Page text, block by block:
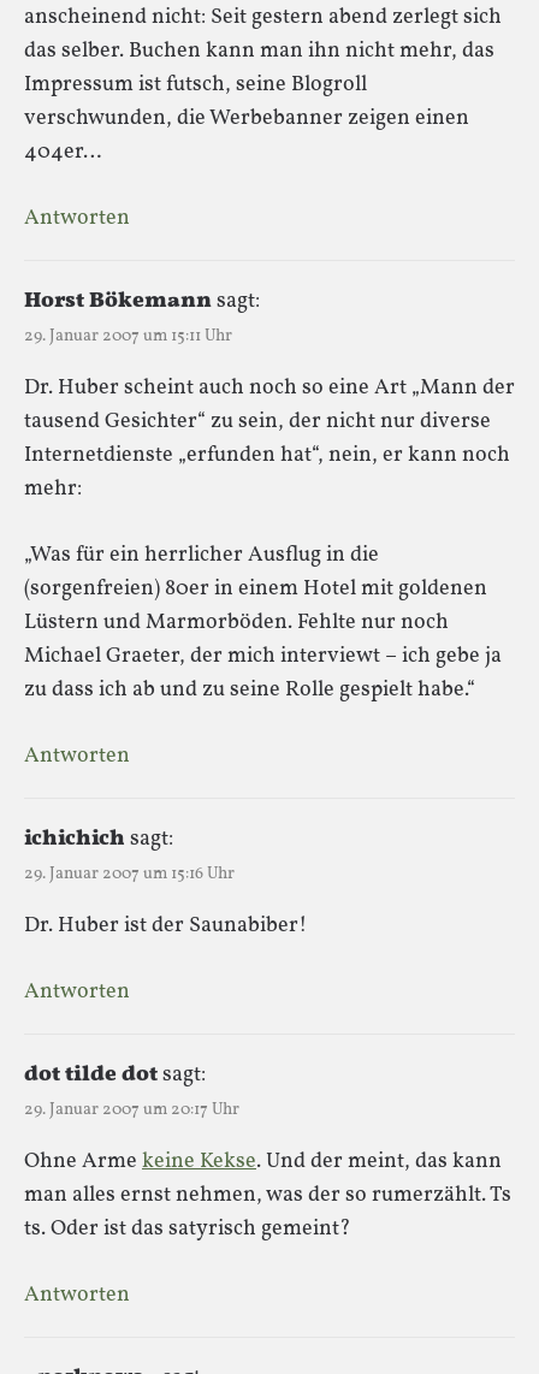
anscheinend nicht: Seit gestern abend zerlegt sich
das selber. Buchen kann man ihn nicht mehr, das
Impressum ist futsch, seine Blogroll
verschwunden, die Werbebanner zeigen einen
404er…
Antworten
Horst Bökemannsagt:
29. Januar 2007 um 15:11 Uhr
Dr. Huber scheint auch noch so eine Art „Mann der
tausend Gesichter“ zu sein, der nicht nur diverse
Internetdienste „erfunden hat“, nein, er kann noch
mehr:
„Was für ein herrlicher Ausflug in die
(sorgenfreien) 80er in einem Hotel mit goldenen
Lüstern und Marmorböden. Fehlte nur noch
Michael Graeter, der mich interviewt – ich gebe ja
zu dass ich ab und zu seine Rolle gespielt habe.“
Antworten
ichichich sagt:
29. Januar 2007 um 15:16 Uhr
Dr. Huber ist der Saunabiber!
Antworten
dot tilde dotsagt:
29. Januar 2007 um 20:17 Uhr
Ohne Arme keine Kekse. Und der meint, das kann
man alles ernst nehmen, was der so rumerzählt. Ts
ts. Oder ist das satyrisch gemeint?
Antworten